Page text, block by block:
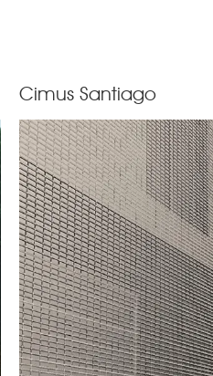
Cimus Santiago